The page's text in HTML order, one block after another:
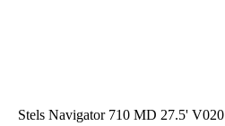
Stels Navigator 710 MD 27.5' V020